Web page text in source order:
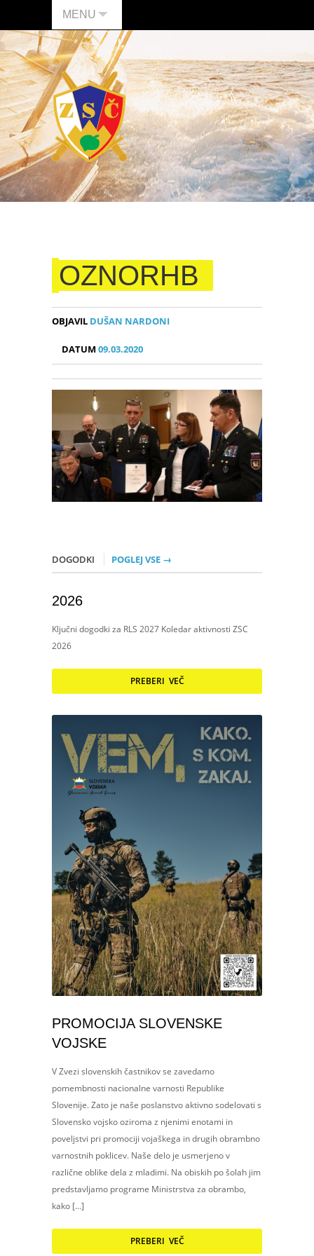
MENU
OZNORHB
OBJAVIL DUŠAN NARDONI
DATUM09.03.2020
DOGODKI POGLEJ VSE →
2026
Ključni dogodki za RLS 2027 Koledar aktivnosti ZSC
2026
PREBERI VEČ
PROMOCIJA SLOVENSKE
VOJSKE
V Zvezi slovenskih častnikov se zavedamo
pomembnosti nacionalne varnosti Republike
Slovenije. Zato je naše poslanstvo aktivno sodelovati s
Slovensko vojsko oziroma z njenimi enotami in
poveljstvi pri promociji vojaškega in drugih obrambno
varnostnih poklicev. Naše delo je usmerjeno v
različne oblike dela z mladimi. Na obiskih po šolah jim
predstavljamo programe Ministrstva za obrambo,
kako […]
PREBERI VEČ